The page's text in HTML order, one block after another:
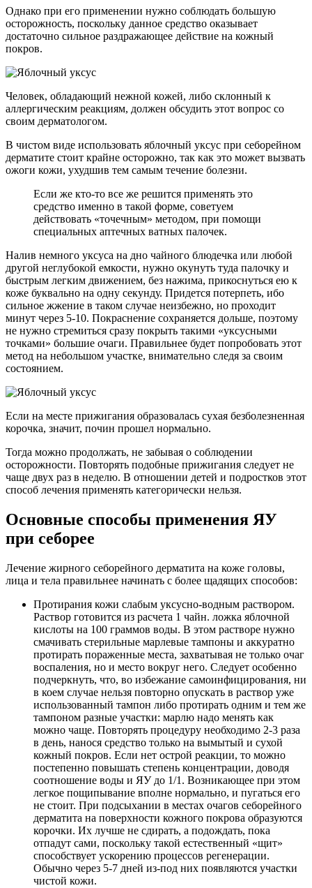
Однако при его применении нужно соблюдать большую
осторожность, поскольку данное средство оказывает
достаточно сильное раздражающее действие на кожный
покров.
Человек, обладающий нежной кожей, либо склонный к
аллергическим реакциям, должен обсудить этот вопрос со
своим дерматологом.
В чистом виде использовать яблочный уксус при себорейном
дерматите стоит крайне осторожно, так как это может вызвать
ожоги кожи, ухудшив тем самым течение болезни.
Если же кто-то все же решится применять это
средство именно в такой форме, советуем
действовать «точечным» методом, при помощи
специальных аптечных ватных палочек.
Налив немного уксуса на дно чайного блюдечка или любой
другой неглубокой емкости, нужно окунуть туда палочку и
быстрым легким движением, без нажима, прикоснуться ею к
коже буквально на одну секунду. Придется потерпеть, ибо
сильное жжение в таком случае неизбежно, но проходит
минут через 5-10. Покраснение сохраняется дольше, поэтому
не нужно стремиться сразу покрыть такими «уксусными
точками» большие очаги. Правильнее будет попробовать этот
метод на небольшом участке, внимательно следя за своим
состоянием.
Если на месте прижигания образовалась сухая безболезненная
корочка, значит, почин прошел нормально.
Тогда можно продолжать, не забывая о соблюдении
осторожности. Повторять подобные прижигания следует не
чаще двух раз в неделю. В отношении детей и подростков этот
способ лечения применять категорически нельзя.
Основные способы применения ЯУ
при себорее
Лечение жирного себорейного дерматита на коже головы,
лица и тела правильнее начинать с более щадящих способов:
Протирания кожи слабым уксусно-водным раствором.
Раствор готовится из расчета 1 чайн. ложка яблочной
кислоты на 100 граммов воды. В этом растворе нужно
смачивать стерильные марлевые тампоны и аккуратно
протирать пораженные места, захватывая не только очаг
воспаления, но и место вокруг него. Следует особенно
подчеркнуть, что, во избежание самоинфицирования, ни
в коем случае нельзя повторно опускать в раствор уже
использованный тампон либо протирать одним и тем же
тампоном разные участки: марлю надо менять как
можно чаще. Повторять процедуру необходимо 2-3 раза
в день, нанося средство только на вымытый и сухой
кожный покров. Если нет острой реакции, то можно
постепенно повышать степень концентрации, доводя
соотношение воды и ЯУ до 1/1. Возникающее при этом
легкое пощипывание вполне нормально, и пугаться его
не стоит. При подсыхании в местах очагов себорейного
дерматита на поверхности кожного покрова образуются
корочки. Их лучше не сдирать, а подождать, пока
отпадут сами, поскольку такой естественный «щит»
способствует ускорению процессов регенерации.
Обычно через 5-7 дней из-под них появляются участки
чистой кожи.